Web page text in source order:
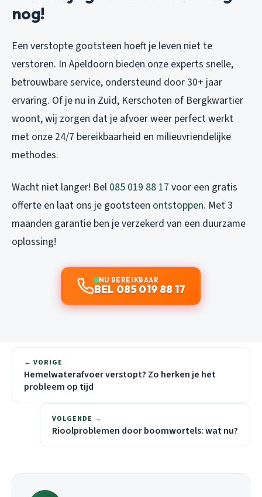
nog!
Een verstopte gootsteen hoeft je leven niet te
verstoren. In Apeldoorn bieden onze experts snelle,
betrouwbare service, ondersteund door 30+ jaar
ervaring. Of je nu in Zuid, Kerschoten of Bergkwartier
woont, wij zorgen dat je afvoer weer perfect werkt
met onze 24/7 bereikbaarheid en milieuvriendelijke
methodes.
Wacht niet langer! Bel 085 019 88 17 voor een gratis
offerte en laat ons je gootsteen ontstoppen. Met 3
maanden garantie ben je verzekerd van een duurzame
oplossing!
NU BEREIKBAAR
BEL 085 019 88 17
← VORIGE
Hemelwaterafvoer verstopt? Zo herken je het
probleem op tijd
VOLGENDE →
Rioolproblemen door boomwortels: wat nu?